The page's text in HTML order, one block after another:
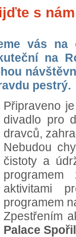
s
vás na
na
pestrý.
Připraveno
divadlo pro
dravců,
Nebudou
čistoty a
aktivitami
programem
Zpestřením
Palace